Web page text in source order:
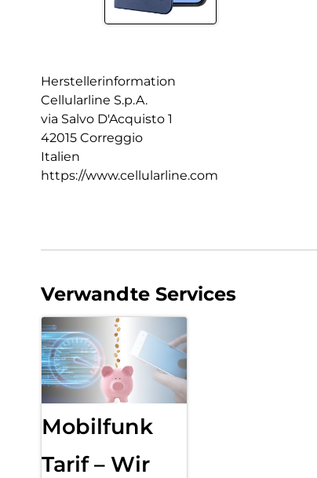
Herstellerinformation
Cellularline S.p.A.
via Salvo D'Acquisto 1
42015 Correggio
Italien
https://www.cellularline.com
Verwandte Services
Mobilfunk
Tarif – Wir